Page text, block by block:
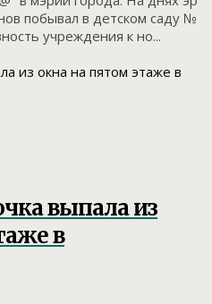
побывал в детском саду №
учреждения к но...
выпала из
в